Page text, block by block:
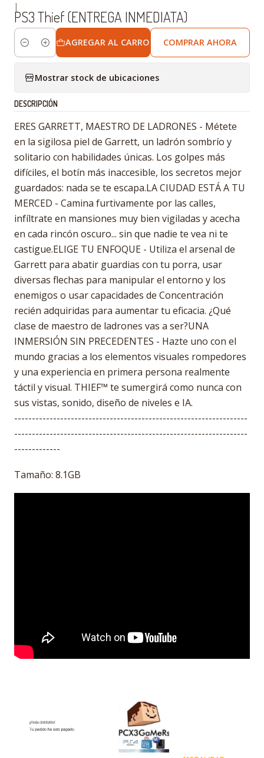
|
PS3 Thief (ENTREGA INMEDIATA)
Cantidad
AGREGAR AL CARRO COMPRAR AHORA
Mostrar stock de ubicaciones
DESCRIPCIÓN
ERES GARRETT, MAESTRO DE LADRONES - Métete
en la sigilosa piel de Garrett, un ladrón sombrío y
solitario con habilidades únicas. Los golpes más
difíciles, el botín más inaccesible, los secretos mejor
guardados: nada se te escapa.LA CIUDAD ESTÁ A TU
MERCED - Camina furtivamente por las calles,
infíltrate en mansiones muy bien vigiladas y acecha
en cada rincón oscuro... sin que nadie te vea ni te
castigue.ELIGE TU ENFOQUE - Utiliza el arsenal de
Garrett para abatir guardias con tu porra, usar
diversas flechas para manipular el entorno y los
enemigos o usar capacidades de Concentración
recién adquiridas para aumentar tu eficacia. ¿Qué
clase de maestro de ladrones vas a ser?UNA
INMERSIÓN SIN PRECEDENTES - Hazte uno con el
mundo gracias a los elementos visuales rompedores
y una experiencia en primera persona realmente
táctil y visual. THIEF™ te sumergirá como nunca con
sus vistas, sonido, diseño de niveles e IA.
------------------------------------------------------------------
------------------------------------------------------------------
-------------
Tamaño: 8.1GB